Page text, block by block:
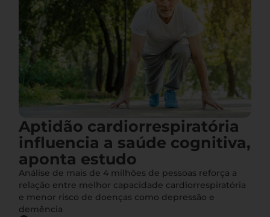
Aptidão cardiorrespiratória
influencia a saúde cognitiva,
aponta estudo
Análise de mais de 4 milhões de pessoas reforça a
relação entre melhor capacidade cardiorrespiratória
e menor risco de doenças como depressão e
demência